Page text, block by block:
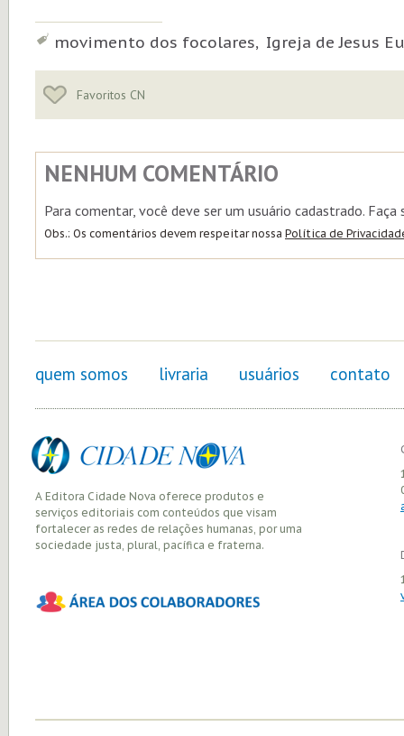
Tags:movimento dos focolares, Igreja de Jesus
Favoritos CN
NENHUM COMENTÁRIO
Para comentar, você deve ser um usuário cadastrado. Faça
Obs.: Os comentários devem respeitar nossa Política de
quem somos livraria usuários contato
A Editora Cidade Nova oferece produtos e
serviços editoriais com conteúdos que visam
fortalecer as redes de relações humanas, por uma
sociedade justa, plural, pacífica e fraterna.